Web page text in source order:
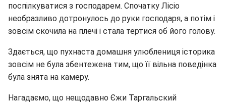
поспілкуватися з господарем. Спочатку Лісіо
необразливо дотронулось до руки господаря, а потім і
зовсім скочила на плечі і стала тертися об його голову.
Здається, що пухнаста домашня улюблениця історика
зовсім не була збентежена тим, що її вільна поведінка
була знята на камеру.
Нагадаємо, що нещодавно Єжи Таргальский